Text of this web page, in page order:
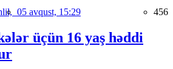
05 avqust, 15:29 456
üçün 16 yaş həddi